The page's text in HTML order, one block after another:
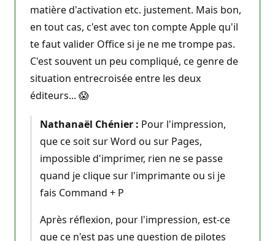
matière d'activation etc. justement. Mais bon,
en tout cas, c'est avec ton compte Apple qu'il
te faut valider Office si je ne me trompe pas.
C'est souvent un peu compliqué, ce genre de
situation entrecroisée entre les deux
éditeurs... 😱
Nathanaël Chénier : Pour l'impression,
que ce soit sur Word ou sur Pages,
impossible d'imprimer, rien ne se passe
quand je clique sur l'imprimante ou si je
fais Command + P
Après réflexion, pour l'impression, est-ce
que ce n'est pas une question de pilotes